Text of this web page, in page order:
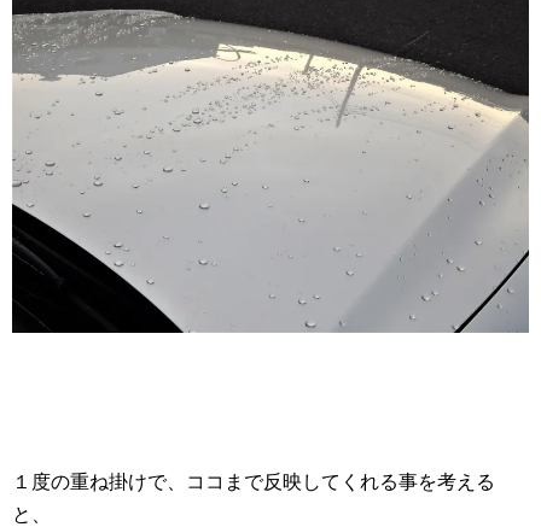
１度の重ね掛けで、ココまで反映してくれる事を考える
と、